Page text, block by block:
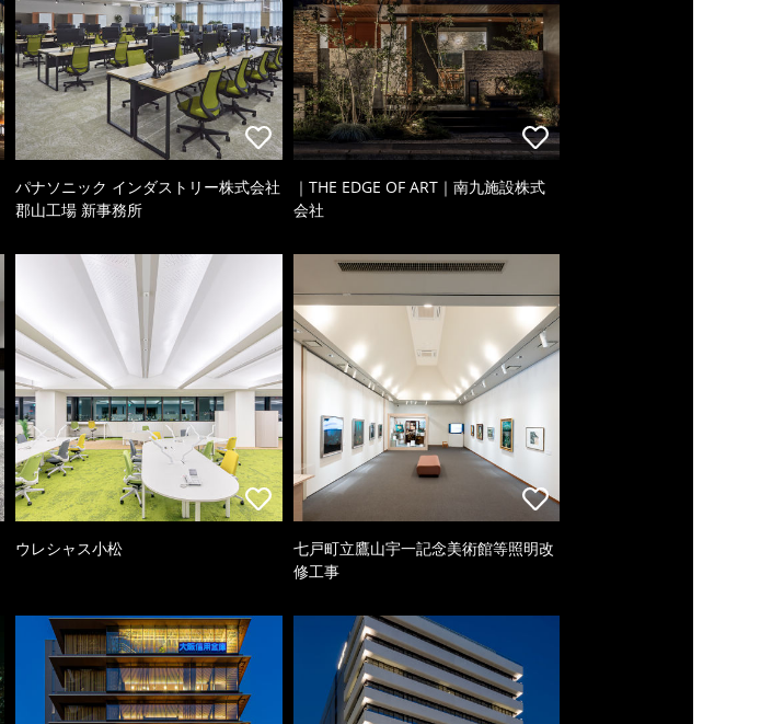
パナソニック インダストリー株式会社
郡山工場 新事務所
｜THE EDGE OF ART｜南九施設株式
会社
ウレシャス小松
七戸町立鷹山宇一記念美術館等照明改
修工事